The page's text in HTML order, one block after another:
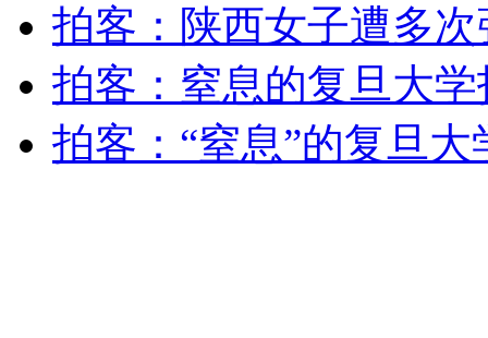
外交部：反对强权政治霸凌主义
外交部：有关国家言论片面不公正
拍客：陕西女子遭多
拍客：窒息的复旦大
拍客：“窒息”的复旦